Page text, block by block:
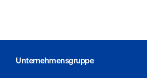
Unternehmensgruppe